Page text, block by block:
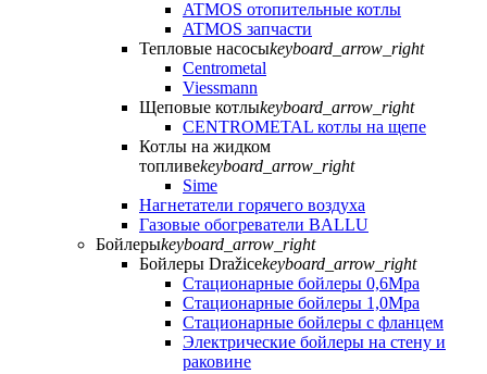
ATMOS отопительные котлы
ATMOS запчасти
Тепловые насосыkeyboard_arrow_right
Centrometal
Viessmann
Щеповые котлыkeyboard_arrow_right
CENTROMETAL котлы на щепе
Котлы на жидком
топливеkeyboard_arrow_right
Sime
Нагнетатели горячего воздуха
Газовые обогреватели BALLU
Бойлерыkeyboard_arrow_right
Бойлеры Dražicekeyboard_arrow_right
Стационарные бойлеры 0,6Mpa
Стационарные бойлеры 1,0Mpa
Стационарные бойлеры с фланцем
Электрические бойлеры на стену и
раковине